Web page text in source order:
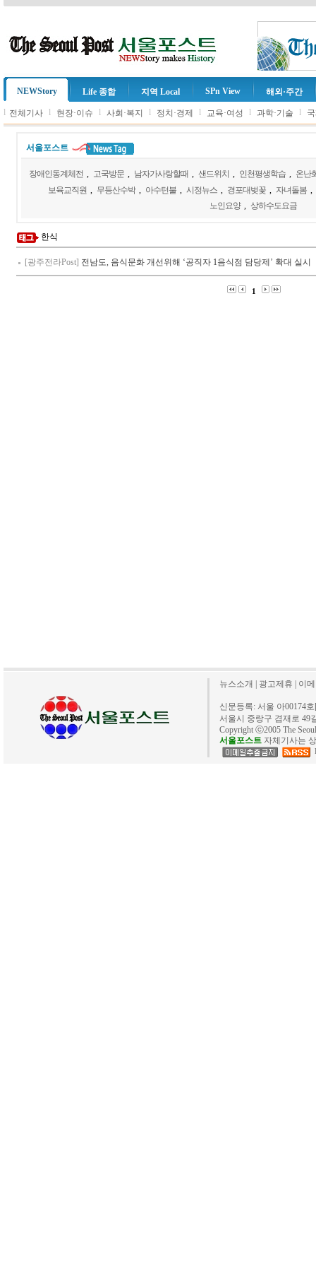
NEWStory Life 종합 지역 Local SPn View 해외·주간
l 전체기사 l 현장·이슈 l 사회·복지 l 정치·경제 l 교육·여성 l 과학·기술 l
서울포스트
장애인동계체전 고국방문 남자가사랑할때 샌드위치 인천평생학습
온난
보육교직원
무등산수박 아수턴불 시정뉴스 경포대벚꽃 자녀돌봄
노인요양
상하수도요금
한식
[광주전라Post] 전남도, 음식문화 개선위해 ‘공직자 1음식점 담당제’ 확대 실시
1
뉴스소개 광고제휴 이
신문등록: 서울 아00174
서울시 중랑구 겸재로 49
Copyright ⓒ2005 The
서울포스트 자체기사는